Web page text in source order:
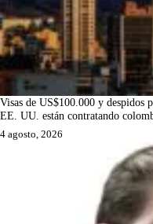
Visas de US$100.000 y despidos
EE. UU. están contratando
4 agosto, 2026